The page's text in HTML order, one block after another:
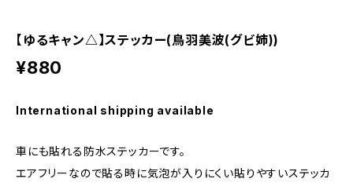
【ゆるキャン△】ステッカー(鳥羽美波(グビ姉))
¥880
International shipping available
車にも貼れる防水ステッカーです。
エアフリーなので貼る時に気泡が入りにくい貼りやすいステッカ